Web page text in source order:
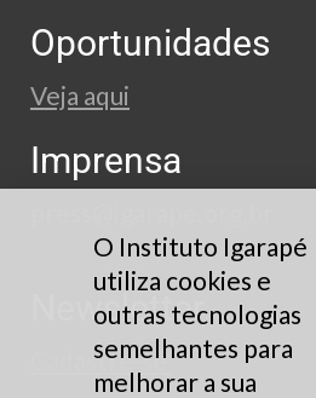
Oportunidades
Veja aqui
Imprensa
Newsletter
Cadastre-se
O Instituto Igarapé
utiliza cookies e
outras tecnologias
semelhantes para
melhorar a sua